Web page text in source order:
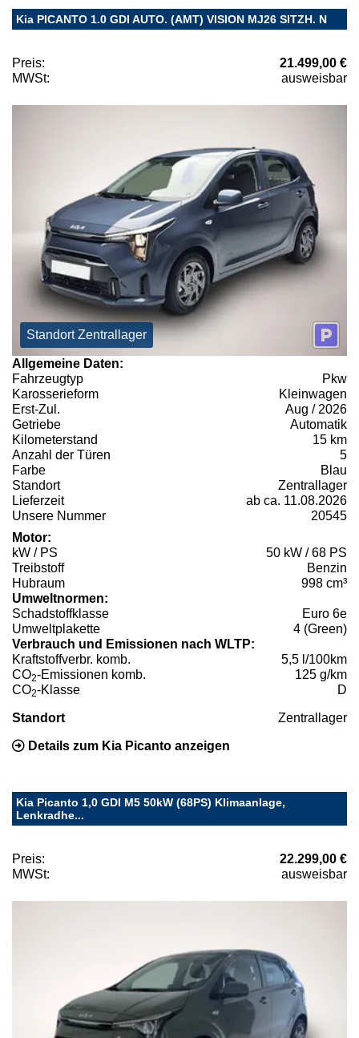
Kia PICANTO 1.0 GDI AUTO. (AMT) VISION MJ26 SITZH. N
Preis:
21.499,00 €
MWSt:
ausweisbar
Standort Zentrallager
Allgemeine Daten:
Fahrzeugtyp
Pkw
Karosserieform
Kleinwagen
Erst-Zul.
Aug / 2026
Getriebe
Automatik
Kilometerstand
15 km
Anzahl der Türen
5
Farbe
Blau
Standort
Zentrallager
Lieferzeit
ab ca. 11.08.2026
Unsere Nummer
20545
Motor:
kW / PS
50 kW / 68 PS
Treibstoff
Benzin
Hubraum
998 cm³
Umweltnormen:
Schadstoffklasse
Euro 6e
Umweltplakette
4 (Green)
Verbrauch und Emissionen nach WLTP:
Kraftstoffverbr. komb.
5,5 l/100km
CO2-Emissionen komb.
125 g/km
CO2-Klasse D
Standort Zentrallager
Details zum Kia Picanto anzeigen
Kia Picanto 1,0 GDI M5 50kW (68PS) Klimaanlage,
Lenkradhe...
Preis:
22.299,00 €
MWSt:
ausweisbar